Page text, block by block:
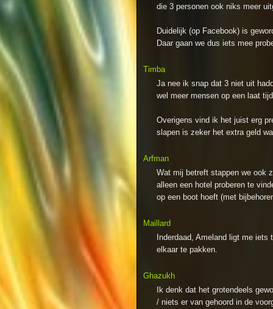
die 3 personen ook niks meer
Duidelijk (op Facebook) is
Daar gaan we dus iets mee
Timba
Ja nee ik snap dat 3 niet uit
wel meer mensen op een laat
Overigens vind ik het juist erg
slapen is zeker het extra geld
Arfman
Wat mij betreft stappen we ook
alleen een hotel proberen te
op een boot hoeft (met
Maillard
Inderdaad, Ameland ligt me
elkaar te pakken.
Ghazukh
Ik denk dat het grotendeels
/ niets er van gehoord in de